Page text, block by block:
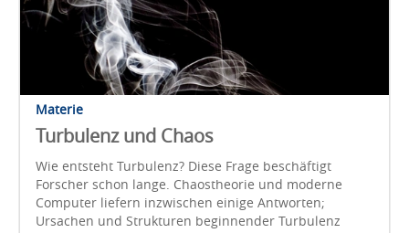
Materie
Turbulenz und Chaos
Wie entsteht Turbulenz? Diese Frage beschäftigt
Forscher schon lange. Chaostheorie und moderne
Computer liefern inzwischen einige Antworten;
Ursachen und Strukturen beginnender Turbulenz